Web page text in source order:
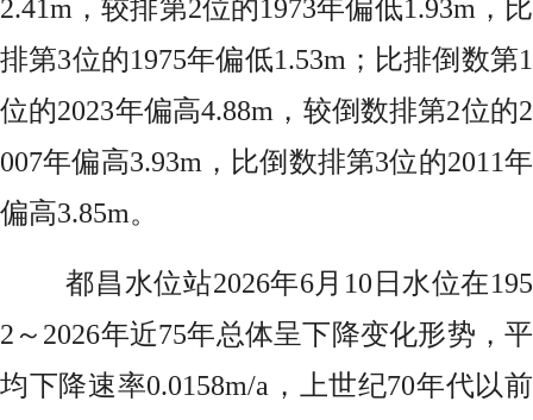
2.41m，较排第2位的1973年偏低1.93m，比
排第3位的1975年偏低1.53m；比排倒数第1
位的2023年偏高4.88m，较倒数排第2位的2
007年偏高3.93m，比倒数排第3位的2011年
偏高3.85m。
都昌水位站2026年6月10日水位在195
2～2026年近75年总体呈下降变化形势，平
均下降速率0.0158m/a，上世纪70年代以前